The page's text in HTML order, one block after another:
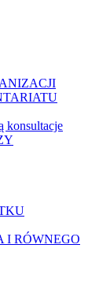
konsultacje
I RÓWNEGO